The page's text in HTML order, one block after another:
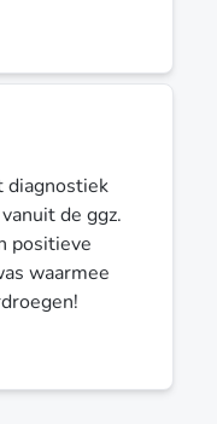
diagnostiek
de ggz.
positieve
waarmee